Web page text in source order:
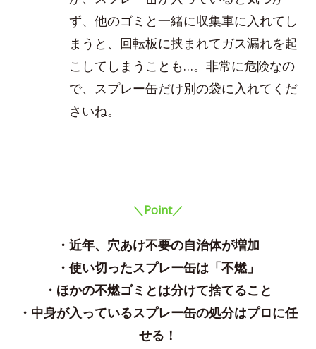
ず、他のゴミと一緒に収集車に入れてし
まうと、回転板に挟まれてガス漏れを起
こしてしまうことも…。非常に危険なの
で、スプレー缶だけ別の袋に入れてくだ
さいね。
＼Point／
・近年、穴あけ不要の自治体が増加
・使い切ったスプレー缶は「不燃」
・ほかの不燃ゴミとは分けて捨てること
・中身が入っているスプレー缶の処分はプロに任
せる！